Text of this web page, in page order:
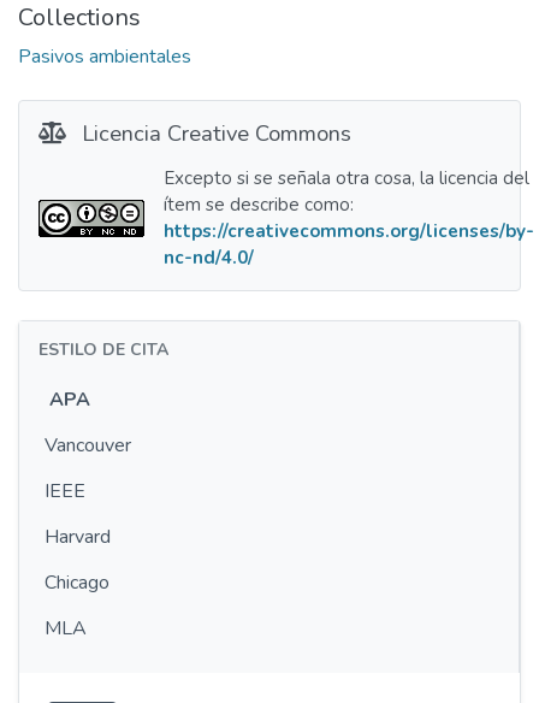
Collections
Pasivos ambientales
Licencia Creative Commons
Excepto si se señala otra cosa, la licencia del
ítem se describe como:
https://creativecommons.org/licenses/by-
nc-nd/4.0/
ESTILO DE CITA
APA
Vancouver
IEEE
Harvard
Chicago
MLA